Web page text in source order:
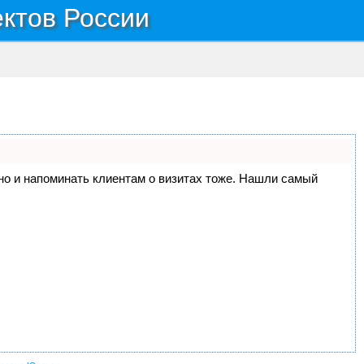
России
и напоминать клиентам о визитах тоже. Нашли самый